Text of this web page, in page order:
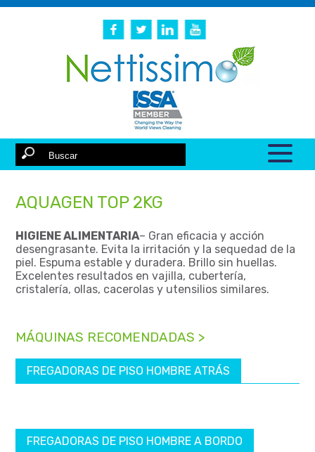
AQUAGEN TOP 2KG
HIGIENE ALIMENTARIA– Gran eficacia y acción
desengrasante. Evita la irritación y la sequedad de la
piel. Espuma estable y duradera. Brillo sin huellas.
Excelentes resultados en vajilla, cubertería,
cristalería, ollas, cacerolas y utensilios similares.
MÁQUINAS RECOMENDADAS >
FREGADORAS DE PISO HOMBRE ATRÁS
FREGADORAS DE PISO HOMBRE A BORDO